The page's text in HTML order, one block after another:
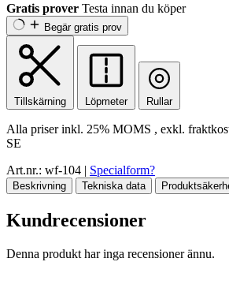
Gratis prover Testa innan du köper
Begär gratis prov
Tillskärning Löpmeter Rullar
Alla priser inkl. 25% MOMS , exkl.
SE
Art.nr.: wf-104 | Specialform?
Beskrivning Tekniska data
Kundrecensioner
Denna produkt har inga recensioner ännu.